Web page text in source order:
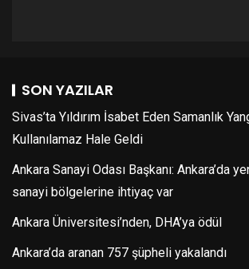
SON YAZILAR
Sivas’ta Yıldırım İsabet Eden Samanlık
Kullanılamaz Hale Geldi
Ankara Sanayi Odası Başkanı: Ankara’da
sanayi bölgelerine ihtiyaç var
Ankara Üniversitesi’nden, DHA’ya ödül
Ankara’da aranan 757 şüpheli yakalandı